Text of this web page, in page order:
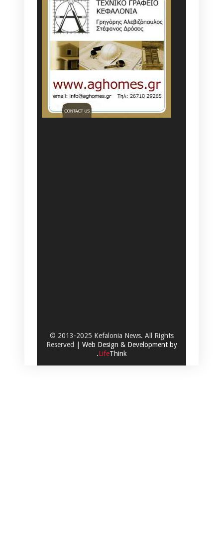
© 2013-2025 Kefalonia News. All Rights
Reserved | Web Design & Development by
.LifeThink